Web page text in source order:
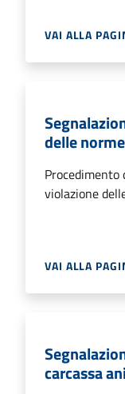
VAI ALLA
delle
Procedimento
violazione
VAI ALLA
carcassa